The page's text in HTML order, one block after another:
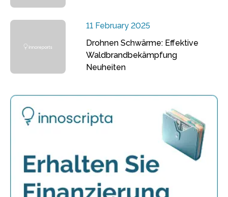
11 February 2025
Drohnen Schwärme: Effektive
Waldbrandbekämpfung
Neuheiten